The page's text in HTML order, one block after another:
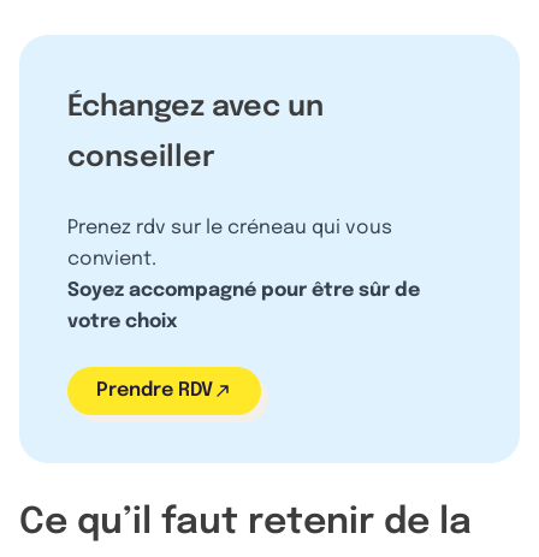
Échangez avec un
conseiller
Prenez rdv sur le créneau qui vous
convient.
Soyez accompagné pour être sûr de
votre choix
Prendre RDV
Ce qu’il faut retenir de la